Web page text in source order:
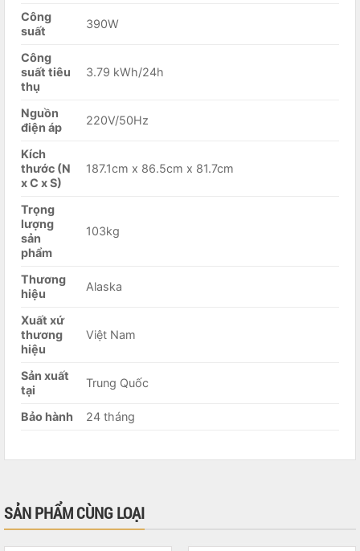
Công
suất
390W
Công
suất tiêu
thụ
3.79 kWh/24h
Nguồn
điện áp
220V/50Hz
Kích
thước (N
x C x S)
187.1cm x 86.5cm x 81.7cm
Trọng
lượng
sản
phẩm
103kg
Thương
hiệu
Alaska
Xuất xứ
thương
hiệu
Việt Nam
Sản xuất
tại
Trung Quốc
Bảo hành 24 tháng
SẢN PHẨM CÙNG LOẠI